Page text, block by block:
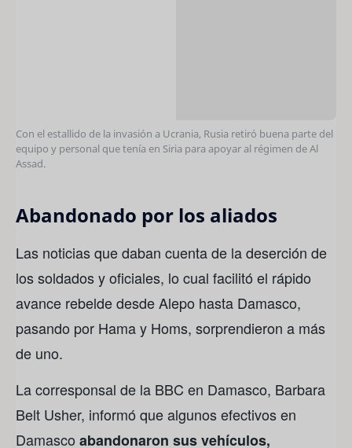
Con el estallido de la invasión a Ucrania, Rusia retiró buena parte del
equipo y personal que tenía en Siria para apoyar al régimen de Al
Assad.
Abandonado por los aliados
Las noticias que daban cuenta de la deserción de
los soldados y oficiales, lo cual facilitó el rápido
avance rebelde desde Alepo hasta Damasco,
pasando por Hama y Homs, sorprendieron a más
de uno.
La corresponsal de la BBC en Damasco, Barbara
Belt Usher, informó que algunos efectivos en
Damasco abandonaron sus vehículos,